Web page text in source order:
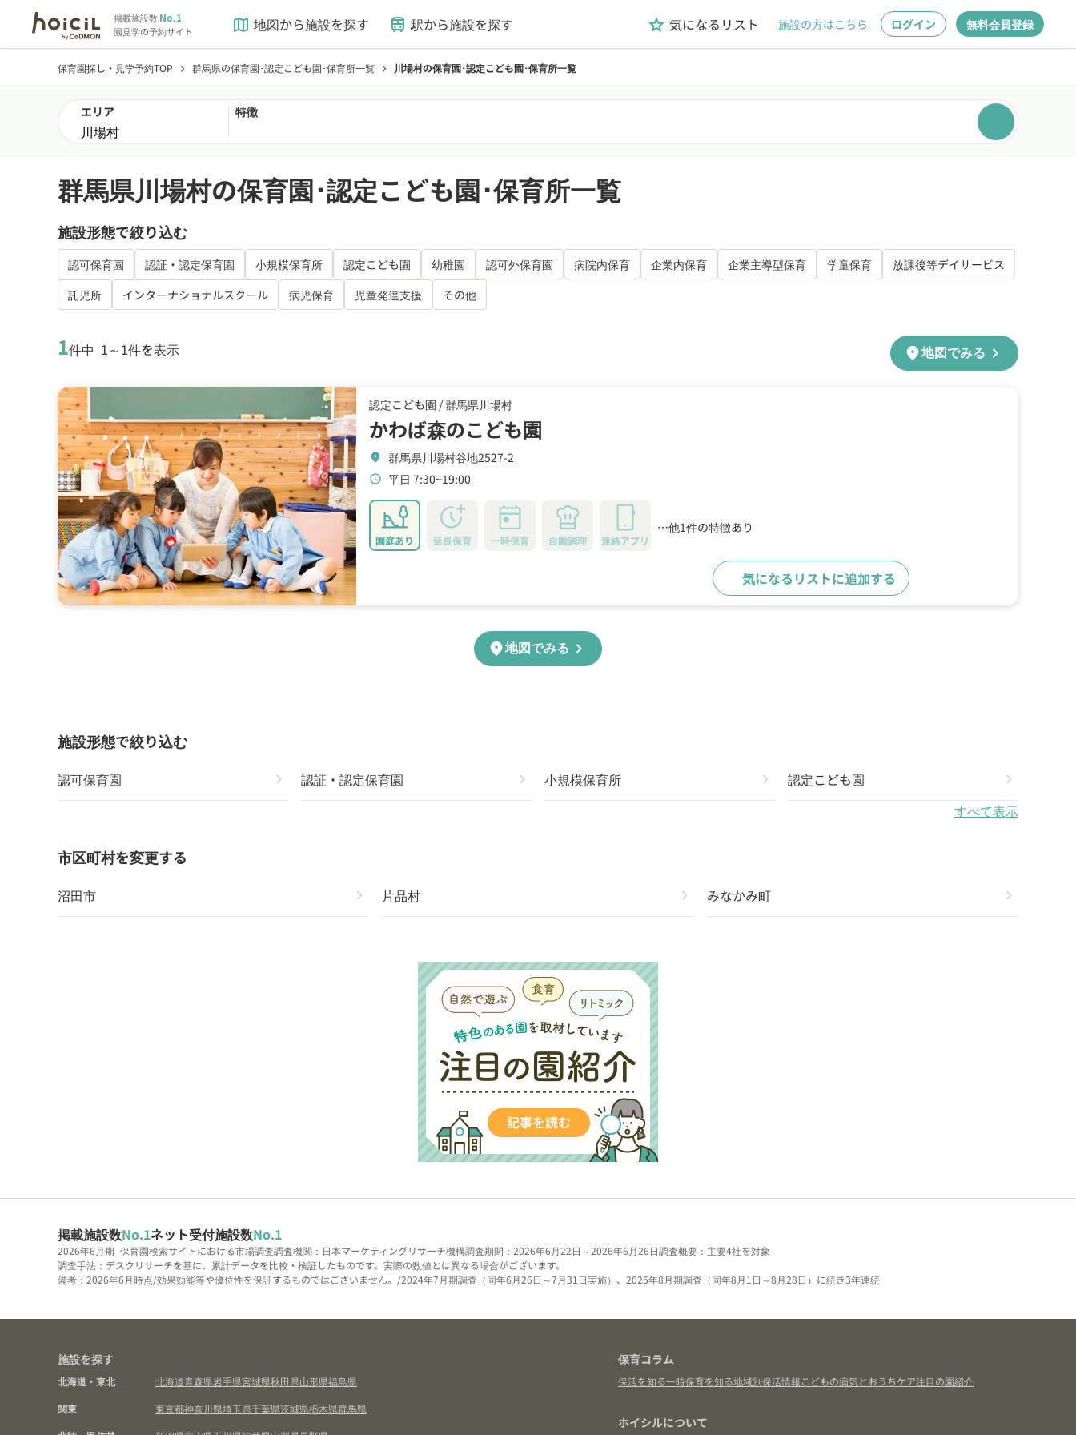
掲載施設数No.1
園見学の予約サイト map 地図から施設を探す train 駅から施設を探す grade 気になるリスト 施設の方はこちら ログイン 無料会員登録
保育園探し・見学予約TOP chevron_right 群馬県の保育園･認定こども園･保育所一覧 chevron_right 川場村の保育園･認定こども園･保育所一覧
エリア 特徴
群馬県川場村の保育園･認定こども園･保育所一覧
施設形態で絞り込む
認可保育園 認証・認定保育園 小規模保育所 認定こども園 幼稚園 認可外保育園 病院内保育 企業内保育 企業主導型保育 学童保育
放課後等デイサービス
託児所
インターナショナルスクール 病児保育 児童発達支援 その他
1件中 1～1件を表示 location_on地図でみる chevron_right
認定こども園 /群馬県川場村
かわば森のこども園
location_on 群馬県川場村谷地2527-2
schedule 平日 7:30~19:00
園庭あり 延長保育 一時保育 自園調理 連絡アプリ
…他1件の特徴あり
気になるリストに追加する
location_on地図でみる chevron_right
施設形態で絞り込む
認可保育園 chevron_right 認証・認定保育園 chevron_right 小規模保育所 chevron_right 認定こども園 chevron_right
すべて表示
市区町村を変更する
沼田市 chevron_right 片品村 chevron_right みなかみ町 chevron_right
掲載施設数No.1ネット受付施設数No.1
2026年6月期_保育園検索サイトにおける市場調査調査機関：日本マーケティングリサーチ機構調査期間：2026年6月22日～2026年6月26日調査概要：主要4社を対象
調査手法：デスクリサーチを基に、累計データを比較・検証したものです。実際の数値とは異なる場合がございます。
備考：2026年6月時点/効果効能等や優位性を保証するものではございません。/2024年7月期調査（同年6月26日～7月31日実施）、2025年8月期調査（同年8月1日～8月28日）に続き3年連続
施設を探す
北海道・東北 北海道青森県岩手県宮城県秋田県山形県福島県
関東
東京都神奈川県埼玉県千葉県茨城県栃木県群馬県
保育コラム
保活を知る一時保育を知る地域別保活情報こどもの病気とおうちケア注目の園紹介
ホイシルについて